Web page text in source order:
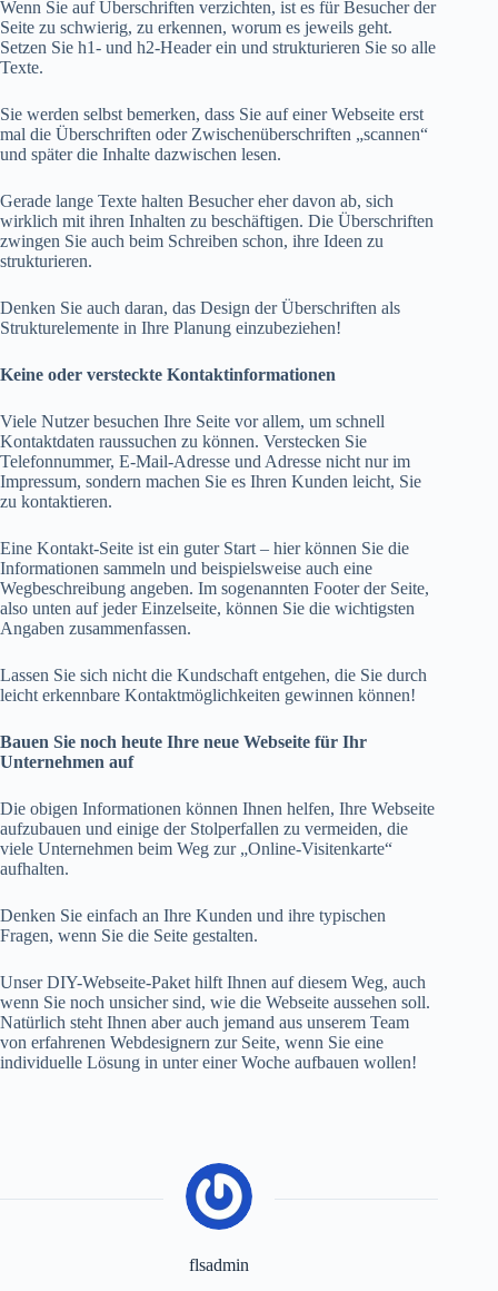
Wenn Sie auf Überschriften verzichten, ist es für Besucher der
Seite zu schwierig, zu erkennen, worum es jeweils geht.
Setzen Sie h1- und h2-Header ein und strukturieren Sie so alle
Texte.
Sie werden selbst bemerken, dass Sie auf einer Webseite erst
mal die Überschriften oder Zwischenüberschriften „scannen“
und später die Inhalte dazwischen lesen.
Gerade lange Texte halten Besucher eher davon ab, sich
wirklich mit ihren Inhalten zu beschäftigen. Die Überschriften
zwingen Sie auch beim Schreiben schon, ihre Ideen zu
strukturieren.
Denken Sie auch daran, das Design der Überschriften als
Strukturelemente in Ihre Planung einzubeziehen!
Keine oder versteckte Kontaktinformationen
Viele Nutzer besuchen Ihre Seite vor allem, um schnell
Kontaktdaten raussuchen zu können. Verstecken Sie
Telefonnummer, E-Mail-Adresse und Adresse nicht nur im
Impressum, sondern machen Sie es Ihren Kunden leicht, Sie
zu kontaktieren.
Eine Kontakt-Seite ist ein guter Start – hier können Sie die
Informationen sammeln und beispielsweise auch eine
Wegbeschreibung angeben. Im sogenannten Footer der Seite,
also unten auf jeder Einzelseite, können Sie die wichtigsten
Angaben zusammenfassen.
Lassen Sie sich nicht die Kundschaft entgehen, die Sie durch
leicht erkennbare Kontaktmöglichkeiten gewinnen können!
Bauen Sie noch heute Ihre neue Webseite für Ihr
Unternehmen auf
Die obigen Informationen können Ihnen helfen, Ihre Webseite
aufzubauen und einige der Stolperfallen zu vermeiden, die
viele Unternehmen beim Weg zur „Online-Visitenkarte“
aufhalten.
Denken Sie einfach an Ihre Kunden und ihre typischen
Fragen, wenn Sie die Seite gestalten.
Unser DIY-Webseite-Paket hilft Ihnen auf diesem Weg, auch
wenn Sie noch unsicher sind, wie die Webseite aussehen soll.
Natürlich steht Ihnen aber auch jemand aus unserem Team
von erfahrenen Webdesignern zur Seite, wenn Sie eine
individuelle Lösung in unter einer Woche aufbauen wollen!
flsadmin